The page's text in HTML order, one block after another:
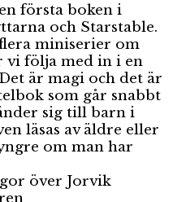
första boken i
och Starstable.
miniserier om
vi följa med in i en
är magi och det är
som går snabbt
sig till barn i
läsas av äldre eller
om man har
över Jorvik